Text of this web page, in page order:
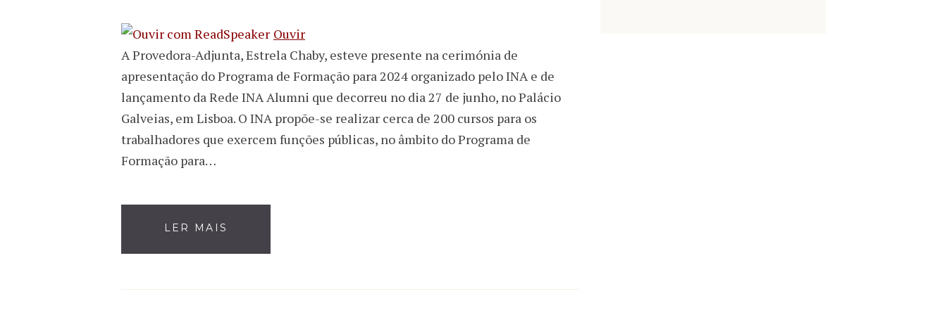
Ouvir
A Provedora-Adjunta, Estrela Chaby, esteve presente na cerimónia de
apresentação do Programa de Formação para 2024 organizado pelo INA e de
lançamento da Rede INA Alumni que decorreu no dia 27 de junho, no Palácio
Galveias, em Lisboa. O INA propõe-se realizar cerca de 200 cursos para os
trabalhadores que exercem funções públicas, no âmbito do Programa de
Formação para…
LER MAIS